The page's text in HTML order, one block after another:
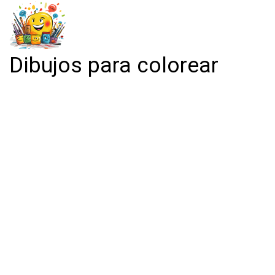
Dibujos para colorear